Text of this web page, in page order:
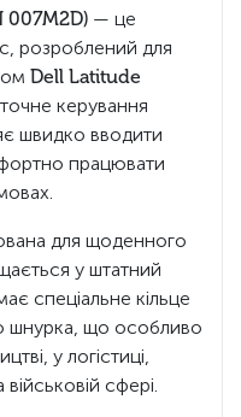
007M2D) — це
розроблений для
Dell Latitude
точне керування
швидко вводити
працювати
для щоденного
у штатний
спеціальне кільце
шнурка, що особливо
у логістиці,
сфері.